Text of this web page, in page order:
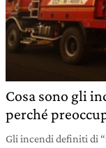
Cosa sono gli
perché
Gli incendi definiti di